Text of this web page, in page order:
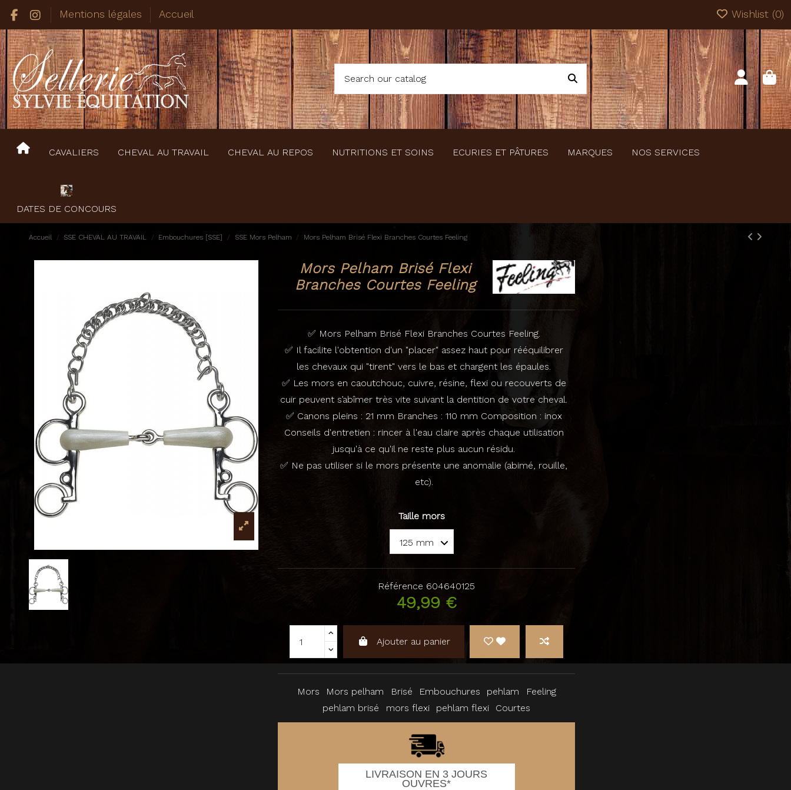
Mentions légales Accueil Wishlist (0)
CAVALIERS CHEVAL AU TRAVAIL CHEVAL AU REPOS NUTRITIONS ET SOINS ECURIES ET PÂTURES MARQUES NOS SERVICES
DATES DE CONCOURS
Accueil SSE CHEVAL AU TRAVAIL Embouchures [SSE] SSE Mors Pelham Mors Pelham Brisé Flexi Branches Courtes Feeling
Mors Pelham Brisé Flexi
Branches Courtes Feeling
✅ Mors Pelham Brisé Flexi Branches Courtes Feeling.
✅ Il facilite l'obtention d'un "placer" assez haut pour rééquilibrer
les chevaux qui "tirent" vers le bas et chargent les épaules.
✅ Les mors en caoutchouc, cuivre, résine, flexi ou recouverts de
cuir peuvent s’abîmer très vite suivant la dentition de votre cheval.
✅ Canons pleins : 21 mm Branches : 110 mm Composition : inox
Conseils d'entretien : rincer à l'eau claire après chaque utilisation
jusqu'à ce qu'il ne reste plus aucun résidu.
✅ Ne pas utiliser si le mors présente une anomalie (abimé, rouille,
etc).
Taille mors
Référence 604640125
49,99 €
Ajouter au panier
Mors Mors pelham Brisé Embouchures pehlam
Feeling
pehlam brisé
mors flexi pehlam flexi Courtes
LIVRAISON EN 3 JOURS
OUVRES*